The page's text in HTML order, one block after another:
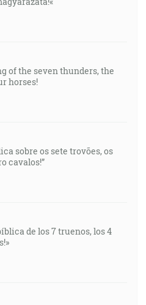
of the seven thunders, the
horses!
sobre os sete trovões, os
cavalos!”
de los 7 truenos, los 4